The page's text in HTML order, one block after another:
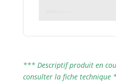
*** Descriptif produit en
consulter la fiche technique